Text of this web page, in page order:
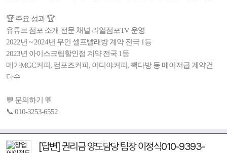
🏆 주요 성과 🏆
유튜브 점포 소개 전문 채널 리얼점포TV 운영
2022년 ~ 2024년 무인 셀프빨래방 계약 전국 1등
2023년 아이스크림할인점 계약 전국 1등
메가MGC커피, 컴포즈커피, 이디야커피, 빽다방 등 메이저급 계약건
다수
💬 문의하기 💬
📞 010-3253-6552
[답변] 권리금 양도담당 팀장 이정식010-9393-